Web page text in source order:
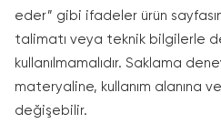
eder” gibi ifadeler ürün
talimatı veya teknik bilgilerle
kullanılmamalıdır. Saklama
materyaline, kullanım alanına
değişebilir.